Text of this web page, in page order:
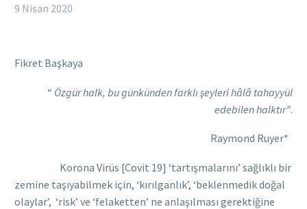
9 Nisan 2020
Fikret Başkaya
“ Özgür halk, bu günkünden farklı şeyleri hâlâ tahayyül
edebilen halktır”.
Raymond Ruyer*
Korona Virüs [Covit 19] ‘tartışmalarını’ sağlıklı bir
zemine taşıyabilmek için, ‘kırılganlık’, ‘beklenmedik doğal
olaylar’, ‘risk’ ve ‘felaketten’ ne anlaşılması gerektiğine